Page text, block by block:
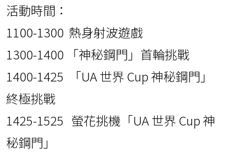
活動時間：
1100-1300 熱身射波遊戲
1300-1400 「神秘鋼門」首輪挑戰
1400-1425 「UA 世界 Cup 神秘鋼門」
終極挑戰
1425-1525 螢花挑機「UA 世界 Cup 神
秘鋼門」